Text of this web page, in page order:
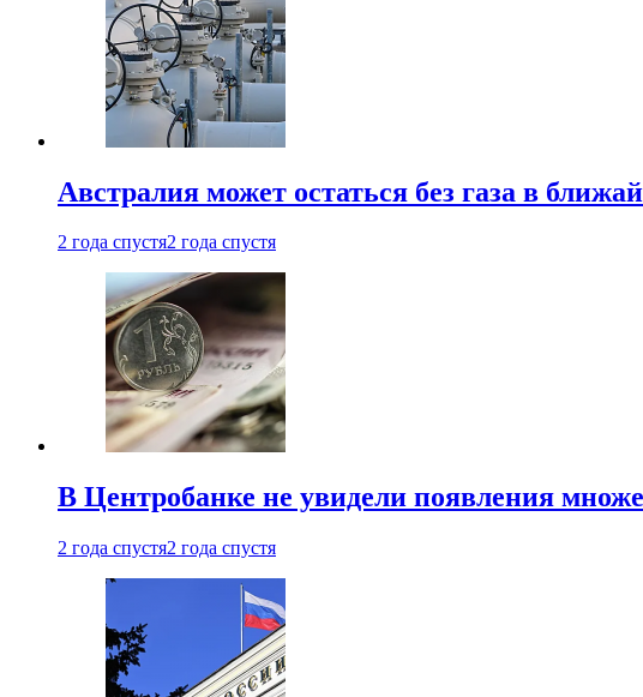
Австралия может остаться без газа в
2 года спустя2 года спустя
В Центробанке не увидели появления
2 года спустя2 года спустя